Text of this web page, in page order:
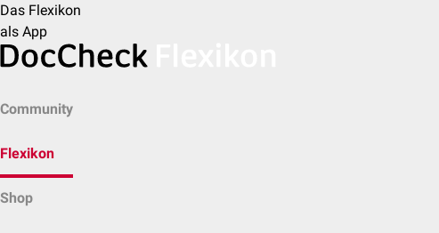
Das Flexikon
als App
Community
Flexikon
Shop